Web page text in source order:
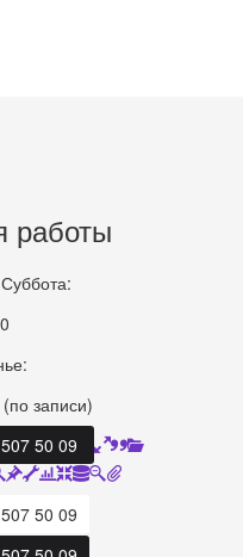
работы
записи)
50 09
50 09